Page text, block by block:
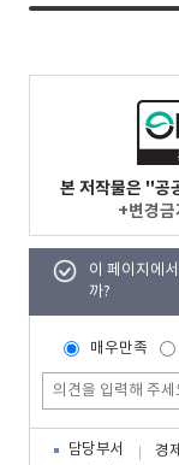
본 저작물은 "공
+변경금
이 페이지에
까?
매우만족
담당부서
경